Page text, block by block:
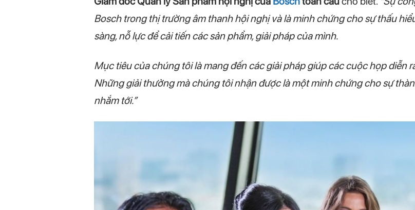
Bosch trong thị trường âm thanh hội nghị và là minh chứng cho sự thấu
sàng, nỗ lực để cải tiến các sản phẩm, giải pháp của mình.
Mục tiêu của chúng tôi là mang đến các giải pháp giúp các cuộc họp diễn
Những giải thưởng mà chúng tôi nhận được là một minh chứng cho sự
nhắm tới.”